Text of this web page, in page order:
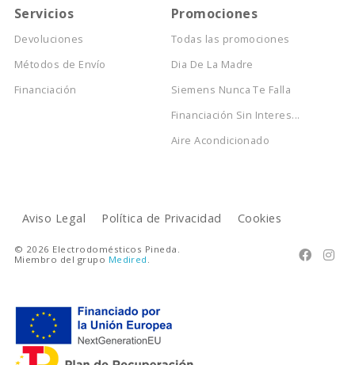
Servicios
Devoluciones
Métodos de Envío
Financiación
Promociones
Todas las promociones
Dia De La Madre
Siemens Nunca Te Falla
Financiación Sin Interes...
Aire Acondicionado
Aviso Legal Política de Privacidad Cookies
 
© 2026 Electrodomésticos Pineda.
Miembro del grupo Medired .